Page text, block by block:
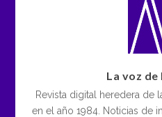
La voz de
Revista digital heredera de
en el año 1984. Noticias de